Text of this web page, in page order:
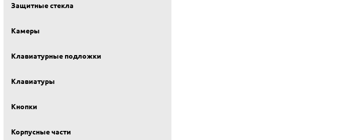
Защитные стекла
Камеры
Клавиатурные подложки
Клавиатуры
Кнопки
Корпусные части